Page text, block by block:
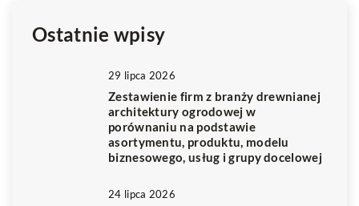
Ostatnie wpisy
29 lipca 2026
Zestawienie firm z branży drewnianej
architektury ogrodowej w
porównaniu na podstawie
asortymentu, produktu, modelu
biznesowego, usług i grupy docelowej
24 lipca 2026